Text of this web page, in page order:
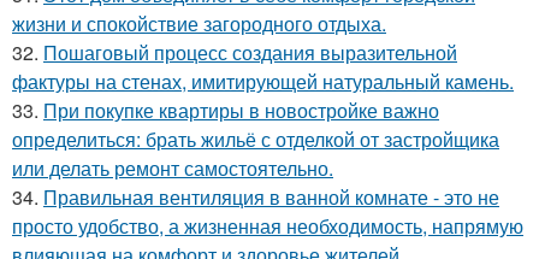
жизни и спокойствие загородного отдыха.
32. Пошаговый процесс создания выразительной
фактуры на стенах, имитирующей натуральный камень.
33. При покупке квартиры в новостройке важно
определиться: брать жильё с отделкой от застройщика
или делать ремонт самостоятельно.
34. Правильная вентиляция в ванной комнате - это не
просто удобство, а жизненная необходимость, напрямую